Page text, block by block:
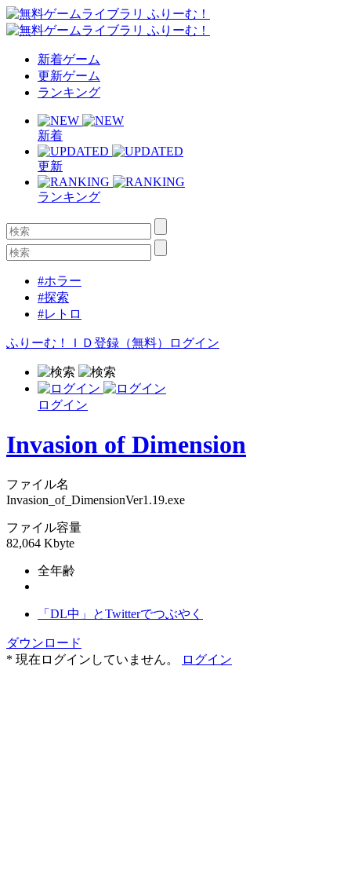
新着ゲーム
更新ゲーム
ランキング
新着
更新
ランキング
#ホラー
#探索
#レトロ
ふりーむ！ＩＤ登録（無料） ログイン
ログイン
Invasion of Dimension
ファイル名
Invasion_of_DimensionVer1.19.exe
ファイル容量
82,064 Kbyte
全年齢
「DL中」とTwitterでつぶやく
ダウンロード
* 現在ログインしていません。
ログイン